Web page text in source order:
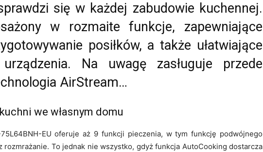
się w każdej zabudowie kuchennej.
w rozmaite funkcje, zapewniające
posiłków, a także ułatwiające
urządzenia. Na uwagę zasługuje przede
AirStream…
we własnym domu
75L64BNH-EU oferuje aż 9 funkcji pieczenia, w tym funkcję podwójnego
rozmrażanie. To jednak nie wszystko, gdyż funkcja AutoCooking dostarcza